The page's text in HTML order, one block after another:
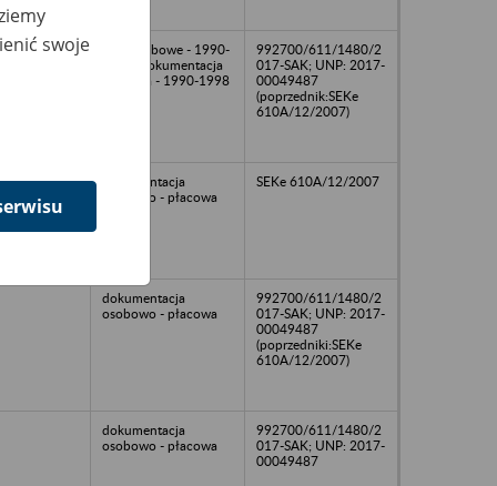
akta osobowe - 1990-
2000; dokumentacja
płacowa - 1990-1998
992700/611/1480/2
017-SAK; UNP: 2017-
00049487
(poprzednik:SEKe
610A/12/2007)
dokumentacja
osobowo - płacowa
SEKe 610A/12/2007
dokumentacja
osobowo - płacowa
992700/611/1480/2
017-SAK; UNP: 2017-
00049487
(poprzedniki:SEKe
610A/12/2007)
dokumentacja
osobowo - płacowa
992700/611/1480/2
017-SAK; UNP: 2017-
00049487
swoje